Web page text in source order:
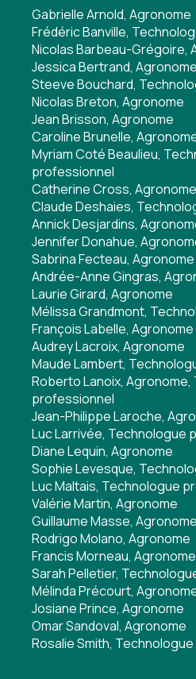
Gabrielle Arnold, Agronome
Frédéric Banville,
Nicolas Barbeau-Grégoire,
Jessica Bertrand, Agronome
Steeve Bouchard,
Nicolas Breton, Agronome
Jean Brisson, Agronome
Caroline Brunelle,
Myriam Coté Beaulieu,
professionnel
Catherine Cross, Agronome
Claude Deshaies,
Annick Desjardins,
Jennifer Donahue,
Sabrina Fecteau, Agronome
Andrée-Anne Gingras,
Laurie Girard, Agronome
Mélissa Grandmont,
François Labelle, Agronome
Audrey Lacroix, Agronome
Maude Lambert,
Roberto Lanoix,
professionnel
Jean-Philippe Laroche,
Luc Larrivée, Technologue
Diane Lequin, Agronome
Sophie Levesque,
Luc Maltais, Technologue
Valérie Martin, Agronome
Guillaume Masse, Agronome
Rodrigo Molano, Agronome
Francis Morneau, Agronome
Sarah Pelletier,
Mélinda Précourt,
Josiane Prince, Agronome
Omar Sandoval, Agronome
Rosalie Smith,